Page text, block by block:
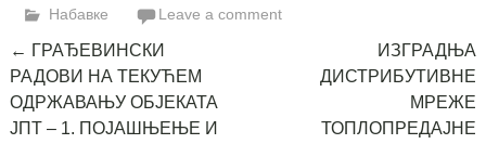
Набавке Leave a comment
Post
navigation
← ГРАЂЕВИНСКИ
РАДОВИ НА ТЕКУЋЕМ
ОДРЖАВАЊУ ОБЈЕКАТА
ЈПТ – 1. ПОЈАШЊЕЊЕ И
ИЗГРАДЊА
ДИСТРИБУТИВНЕ
МРЕЖЕ
ТОПЛОПРЕДАЈНЕ